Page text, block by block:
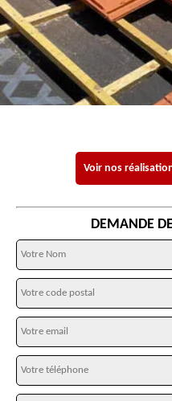
Voir nos
DEMANDE